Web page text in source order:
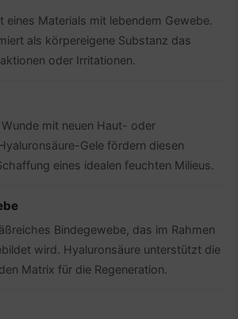
eines Materials mit lebendem Gewebe.
als körpereigene Substanz das
oder Irritationen.
mit neuen Haut- oder
Gele fördern diesen
eines idealen feuchten Milieus.
Bindegewebe, das im Rahmen
wird. Hyaluronsäure unterstützt die
Matrix für die Regeneration.